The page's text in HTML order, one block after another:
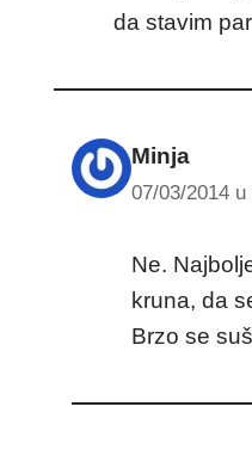
da stavim
Minja
07/03/2014 u
Ne.
kruna, da
Brzo se